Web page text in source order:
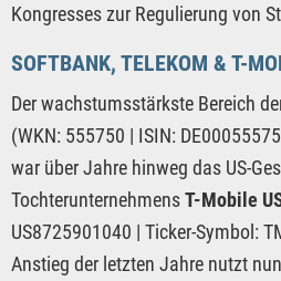
Kongresses zur Regulierung von
SOFTBANK, TELEKOM & T-
Der wachstumsstärkste Bereich
(WKN: 555750 | ISIN:
war über Jahre hinweg das US-
TochterunternehmensT-Mobile
US8725901040 | Ticker-Symbol:
Anstieg der letzten Jahre nutzt